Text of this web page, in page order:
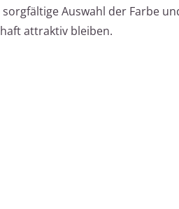
Auswahl der Farbe
attraktiv bleiben.